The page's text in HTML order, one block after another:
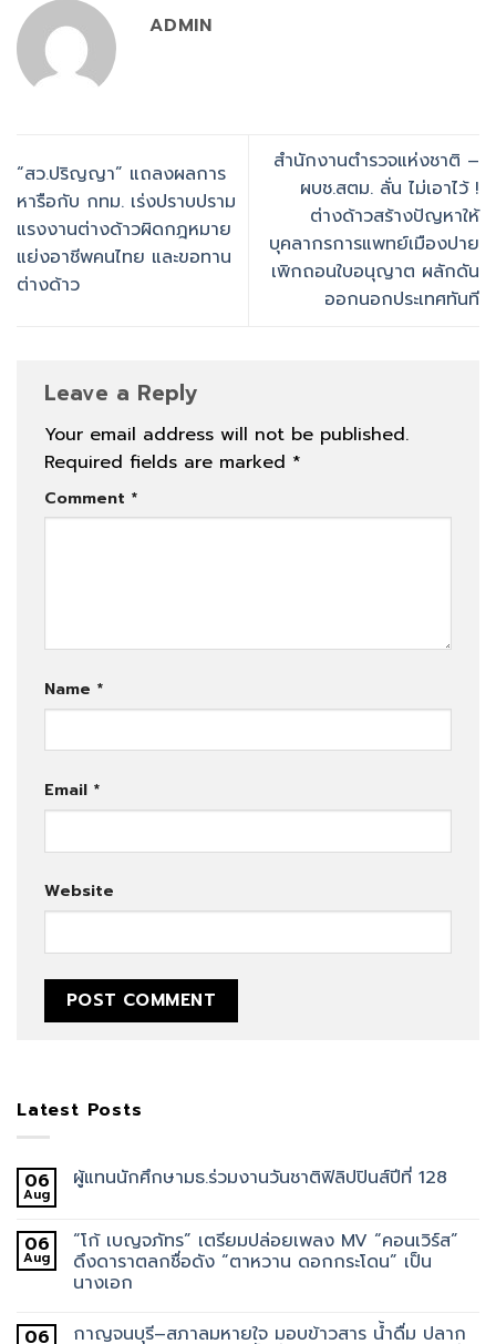
ADMIN
“สว.ปริญญา” แถลงผลการ
หารือกับ กทม. เร่งปราบปราม
แรงงานต่างด้าวผิดกฎหมาย
แย่งอาชีพคนไทย และขอทาน
ต่างด้าว
สำนักงานตำรวจแห่งชาติ –
ผบช.สตม. ลั่น ไม่เอาไว้ !
ต่างด้าวสร้างปัญหาให้
บุคลากรการแพทย์เมืองปาย
เพิกถอนใบอนุญาต ผลักดัน
ออกนอกประเทศทันที
Leave a Reply
Your email address will not be published.
Required fields are marked *
Comment *
Name *
Email *
Website
Latest Posts
06
Aug
ผู้แทนนักศึกษามธ.ร่วมงานวันชาติฟิลิปปินส์ปีที่ 128
06
Aug
“โก้ เบญจภัทร” เตรียมปล่อยเพลง MV “คอนเวิร์ส”
ดึงดาราตลกชื่อดัง “ตาหวาน ดอกกระโดน” เป็น
นางเอก
06 กาญจนบุรี–สภาลมหายใจ มอบข้าวสาร น้ำดื่ม ปลาก